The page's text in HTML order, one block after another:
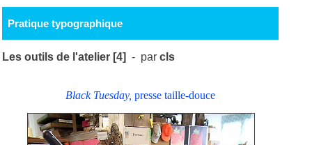
Pratique typographique
Les outils de l'atelier [4] - parcls
Black Tuesday, presse taille-douce